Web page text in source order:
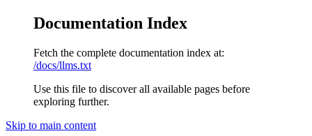
Documentation Index
Fetch the complete documentation index at:
/docs/llms.txt
Use this file to discover all available pages before
exploring further.
Skip to main content